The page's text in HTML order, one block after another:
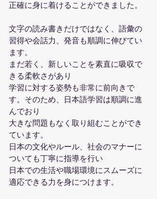
正確に身に着けることができました。
文字の読み書きだけではなく、語彙の
習得や会話力、発音も順調に伸びてい
ます。
まだ若く、新しいことを素直に吸収で
きる柔軟さがあり
学習に対する姿勢も非常に前向きで
す。そのため、日本語学習は順調に進
んでおり
大きな問題もなく取り組むことができ
ています。
日本の文化やルール、社会のマナーに
ついても丁寧に指導を行い
日本での生活や職場環境にスムーズに
適応できる力を身につけます。